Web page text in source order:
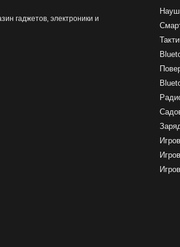
гаджетов, электроники и